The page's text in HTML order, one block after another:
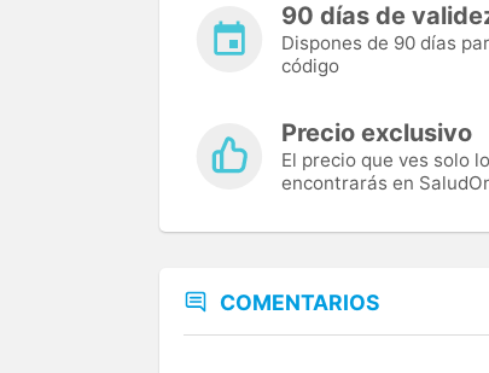
90 días de
Dispones de 90 días
código
Precio exclusivo
El precio que ves solo lo
encontrarás en
COMENTARIOS